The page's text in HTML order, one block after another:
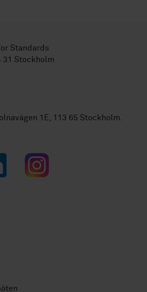
Standards
31 Stockholm
1E, 113 65 Stockholm.
Instagram